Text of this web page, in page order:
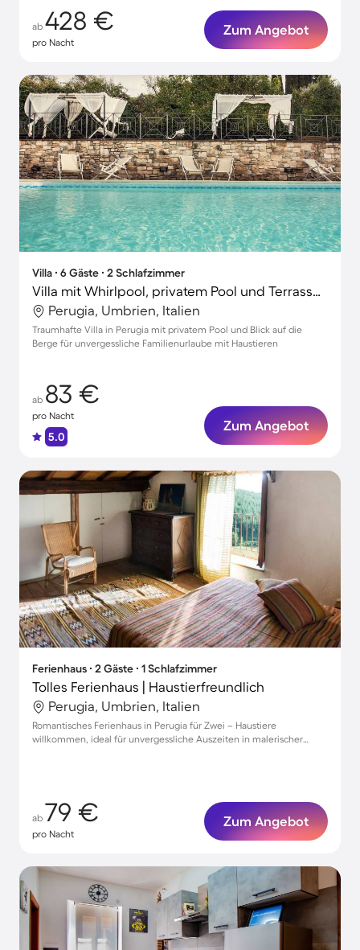
ab 428 €
pro Nacht
Zum Angebot
Villa ∙ 6 Gäste ∙ 2 Schlafzimmer
Villa mit Whirlpool, privatem Pool und Terrasse | Bergblick
Perugia, Umbrien, Italien
Traumhafte Villa in Perugia mit privatem Pool und Blick auf die
Berge für unvergessliche Familienurlaube mit Haustieren
ab 83 €
pro Nacht
5.0
Zum Angebot
Ferienhaus ∙ 2 Gäste ∙ 1 Schlafzimmer
Tolles Ferienhaus | Haustierfreundlich
Perugia, Umbrien, Italien
Romantisches Ferienhaus in Perugia für Zwei – Haustiere
willkommen, ideal für unvergessliche Auszeiten in malerischer
ab 79 €
pro Nacht
Zum Angebot